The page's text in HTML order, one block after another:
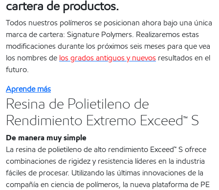
cartera de productos.
Todos nuestros polímeros se posicionan ahora bajo una única
marca de cartera: Signature Polymers. Realizaremos estas
modificaciones durante los próximos seis meses para que vea
los nombres de los grados antiguos y nuevos resultados en el
futuro.
Aprende más
Resina de Polietileno de
Rendimiento Extremo Exceed™ S
De manera muy simple
La resina de polietileno de alto rendimiento Exceed™ S ofrece
combinaciones de rigidez y resistencia líderes en la industria
fáciles de procesar. Utilizando las últimas innovaciones de la
compañía en ciencia de polímeros, la nueva plataforma de PE